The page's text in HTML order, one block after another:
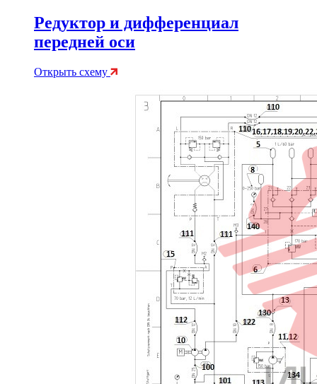
Редуктор и дифференциал
передней оси
Открыть схему